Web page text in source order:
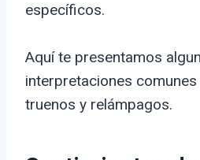
específicos.
Aquí te presentamos
interpretaciones
truenos y relámpagos.